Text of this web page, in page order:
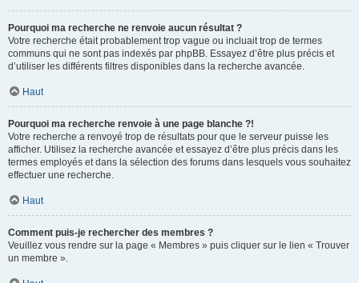
Pourquoi ma recherche ne renvoie aucun résultat ?
Votre recherche était probablement trop vague ou incluait trop de termes
communs qui ne sont pas indexés par phpBB. Essayez d’être plus précis et
d’utiliser les différents filtres disponibles dans la recherche avancée.
Haut
Pourquoi ma recherche renvoie à une page blanche ?!
Votre recherche a renvoyé trop de résultats pour que le serveur puisse les
afficher. Utilisez la recherche avancée et essayez d’être plus précis dans les
termes employés et dans la sélection des forums dans lesquels vous souhaitez
effectuer une recherche.
Haut
Comment puis-je rechercher des membres ?
Veuillez vous rendre sur la page « Membres » puis cliquer sur le lien « Trouver
un membre ».